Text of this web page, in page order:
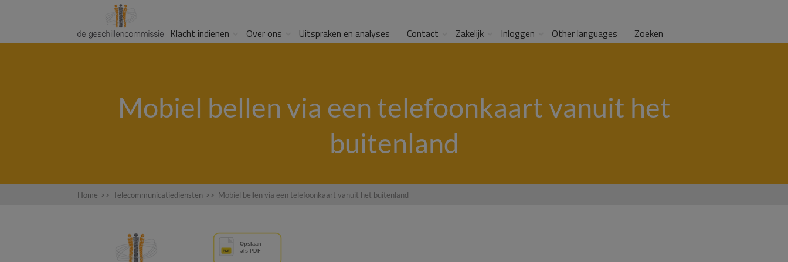
Klacht indienen Over ons Uitspraken en analyses Contact Zakelijk Inloggen Other languages Zoeken
Mobiel bellen via een telefoonkaart vanuit het
buitenland
Home >> Telecommunicatiediensten >> Mobiel bellen via een telefoonkaart vanuit het buitenland